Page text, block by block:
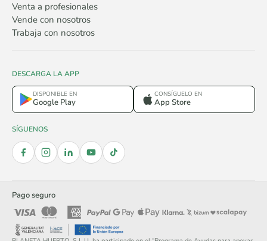
Venta a profesionales
Vende con nosotros
Trabaja con nosotros
DESCARGA LA APP
DISPONIBLE EN
Google Play
CONSÍGUELO EN
App Store
SÍGUENOS
Pago seguro